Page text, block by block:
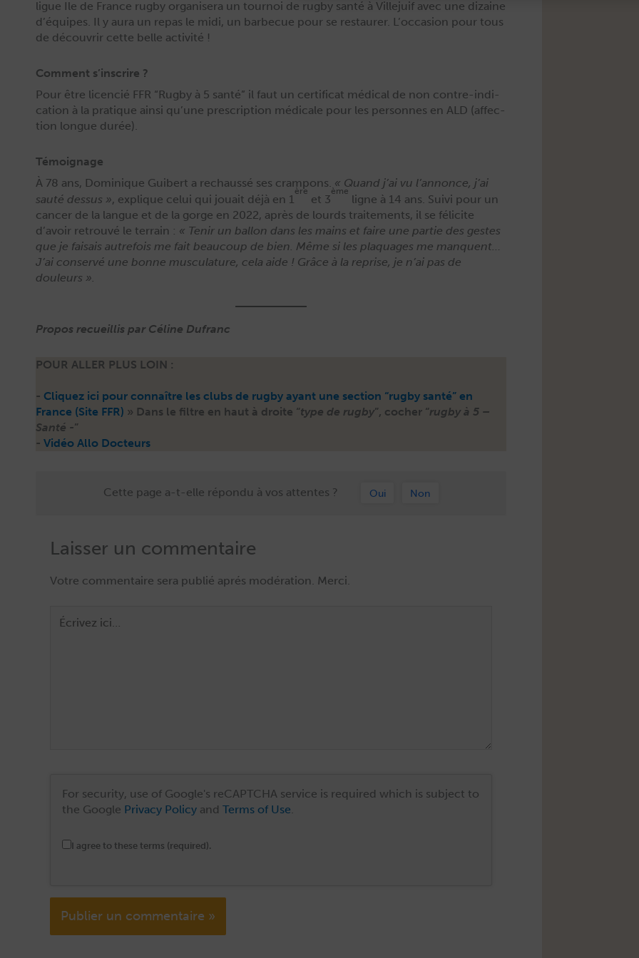
ligue Ile de France rug­by organ­is­era un tournoi de rug­by san­té à Ville­juif avec une dizaine
d’équipes. Il y aura un repas le midi, un bar­be­cue pour se restau­r­er. L’occasion pour tous
de décou­vrir cette belle activité !
Comment s’inscrire ?
Pour être licen­cié FFR “Rug­by à 5 san­té” il faut un cer­ti­fi­cat médi­cal de non con­tre-indi­
ca­tion à la pra­tique ain­si qu’une pre­scrip­tion médi­cale pour les per­son­nes en ALD (affec­
tion longue durée).
Témoignage
À 78 ans, Dominique Guib­ert a rechaussé ses cram­pons. « Quand j’ai vu l’annonce, j’ai
sauté dessus », explique celui qui jouait déjà en 1
ère
et 3
ème
ligne à 14 ans. Suivi pour un
can­cer de la langue et de la gorge en 2022, après de lourds traite­ments, il se félicite
d’avoir retrou­vé le ter­rain : « Tenir un bal­lon dans les mains et faire une par­tie des gestes
que je fai­sais autre­fois me fait beau­coup de bien. Même si les plaquages me man­quent…
J’ai con­servé une bonne mus­cu­la­ture, cela aide ! Grâce à la reprise, je n’ai pas de
douleurs ».
Pro­pos recueil­lis par Céline Dufranc
POUR ALLER PLUS LOIN :
- Cliquez ici pour con­naître les clubs de rug­by ayant une sec­tion “rug­by san­té” en
France (Site FFR) » Dans le fil­tre en haut à droite “type de rug­by”, cocher “rug­by à 5 –
San­té -”
- Vidéo Allo Docteurs
Cette page a-t-elle répondu à vos attentes ? Oui Non
Laisser un commentaire
ici…
For security, use of Google's reCAPTCHA service is required which is subject to
the Google Privacy Policy and Terms of Use
I agree to these terms (required).